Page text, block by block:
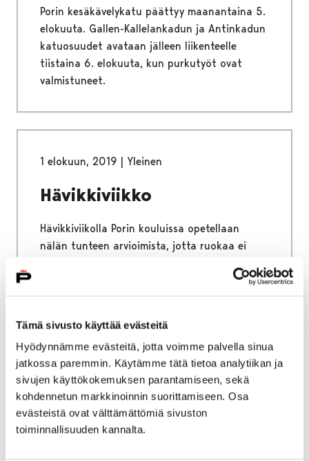
Tämä sivusto käyttää evästeitä
Hyödynnämme evästeitä, jotta voimme palvella sinua
jatkossa paremmin. Käytämme tätä tietoa analytiikan ja
sivujen käyttökokemuksen parantamiseen, sekä
kohdennetun markkinoinnin suorittamiseen. Osa
evästeistä ovat välttämättömiä sivuston
toiminnallisuuden kannalta.
Porin kesäkävelykatu päättyy maanantaina 5.
elokuuta. Gallen-Kallelankadun ja Antinkadun
katuosuudet avataan jälleen liikenteelle
tiistaina 6. elokuuta, kun purkutyöt ovat
valmistuneet.
1 elokuun, 2019 | Yleinen
Hävikkiviikko
Hävikkiviikolla Porin kouluissa opetellaan
nälän tunteen arvioimista, jotta ruokaa ei
hukattavaksi.
1 elokuun, 2019| Yleinen
Siltapuistokadun
kiertoliittymän